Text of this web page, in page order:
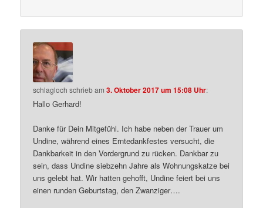
schlagloch schriebam3. Oktober 2017 um 15:08 Uhr:
Hallo Gerhard!
Danke für Dein Mitgefühl. Ich habe neben der Trauer um
Undine, während eines Erntedankfestes versucht, die
Dankbarkeit in den Vordergrund zu rücken. Dankbar zu
sein, dass Undine siebzehn Jahre als Wohnungskatze bei
uns gelebt hat. Wir hatten gehofft, Undine feiert bei uns
einen runden Geburtstag, den Zwanziger….